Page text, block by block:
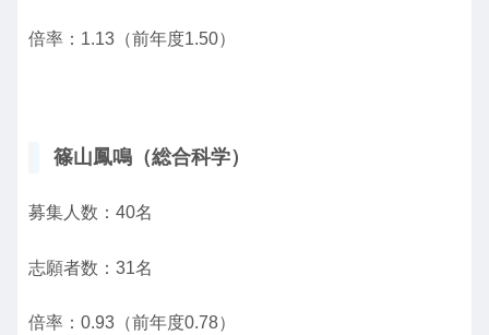
倍率：1.13（前年度1.50）
篠山鳳鳴（総合科学）
募集人数：40名
志願者数：31名
倍率：0.93（前年度0.78）